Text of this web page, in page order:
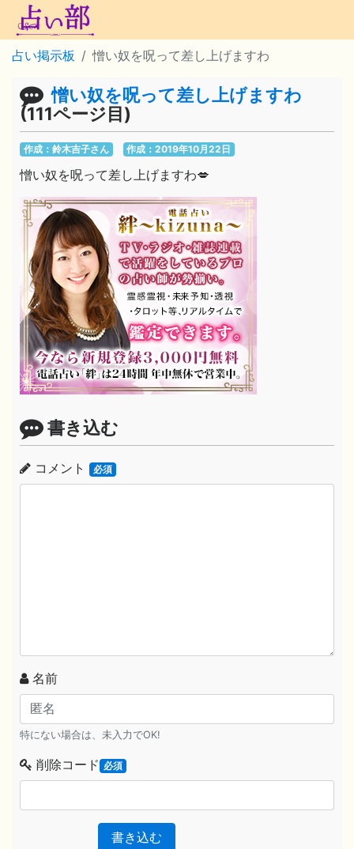
占い掲示板 憎い奴を呪って差し上げますわ
憎い奴を呪って差し上げますわ
(111ページ目)
作成：鈴木吉子さん 作成：2019年10月22日
憎い奴を呪って差し上げますわ💋
書き込む
コメント 必須
名前
特にない場合は、未入力でOK!
削除コード 必須
書き込む